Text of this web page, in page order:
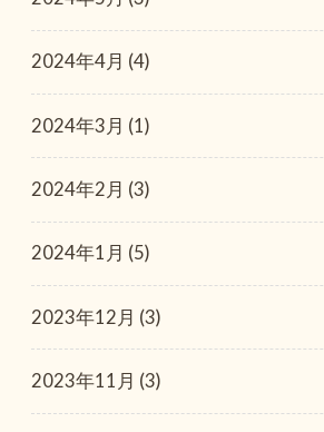
2024年4月 (4)
2024年3月 (1)
2024年2月 (3)
2024年1月 (5)
2023年12月 (3)
2023年11月 (3)